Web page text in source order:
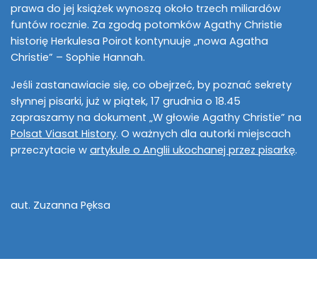
prawa do jej książek wynoszą około trzech miliardów
funtów rocznie. Za zgodą potomków Agathy Christie
historię Herkulesa Poirot kontynuuje „nowa Agatha
Christie” – Sophie Hannah.
Jeśli zastanawiacie się, co obejrzeć, by poznać sekrety
słynnej pisarki, już w piątek, 17 grudnia o 18.45
zapraszamy na dokument „W głowie Agathy Christie” na
Polsat Viasat History. O ważnych dla autorki miejscach
przeczytacie w artykule o Anglii ukochanej przez pisarkę.
aut. Zuzanna Pęksa